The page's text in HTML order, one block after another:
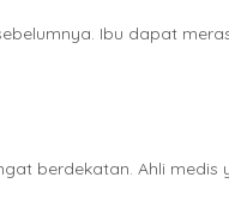
Ibu dapat
berdekatan. Ahli